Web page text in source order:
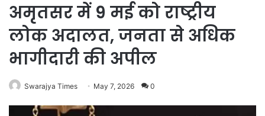
अमृतसर में 9 मई को राष्ट्रीय
लोक अदालत, जनता से अधिक
भागीदारी की अपील
Swarajya Times May 7, 2026 0